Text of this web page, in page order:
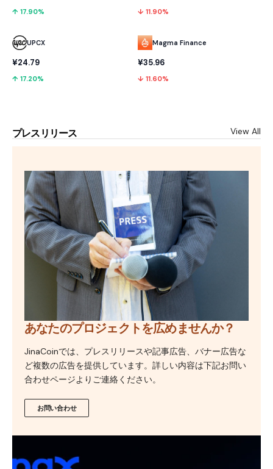
↑ 17.90%
UPCX
¥24.79
↑ 17.20%
↓ 11.90%
Magma Finance
¥35.96
↓ 11.60%
プレスリリース View All
あなたのプロジェクトを広めませんか？
JinaCoinでは、プレスリリースや記事広告、バナー広告な
ど複数の広告を提供しています。詳しい内容は下記お問い
合わせページよりご連絡ください。
お問い合わせ